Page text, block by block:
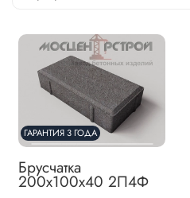
ГАРАНТИЯ 3 ГОДА
Брусчатка
200х100х40 2П4Ф